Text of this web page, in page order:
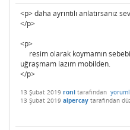
<p> daha ayrıntılı anlatırsanız
</p>
<p>
resim olarak koymamın
uğraşmam lazım mobilden.
</p>
13 Şubat 2019 roni tarafından
13 Şubat 2019 alpercay tarafından